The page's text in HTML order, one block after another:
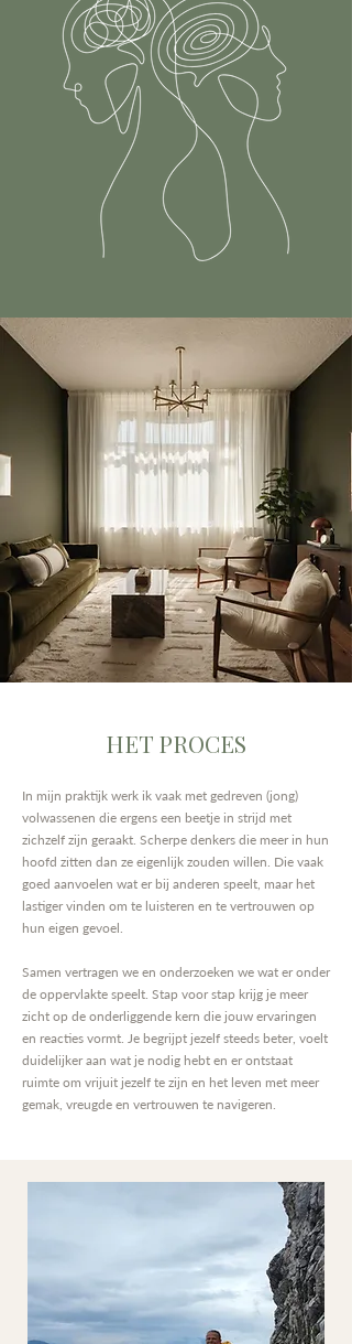
HET PROCES
In mijn praktijk werk ik vaak met gedreven (jong)
volwassenen die ergens een beetje in strijd met
zichzelf zijn geraakt. Scherpe denkers die meer in hun
hoofd zitten dan ze eigenlijk zouden willen. Die vaak
goed aanvoelen wat er bij anderen speelt, maar het
lastiger vinden om te luisteren en te vertrouwen op
hun eigen gevoel.
Samen vertragen we en onderzoeken we wat er onder
de oppervlakte speelt. Stap voor stap krijg je meer
zicht op de onderliggende kern die jouw ervaringen
en reacties vormt. Je begrijpt jezelf steeds beter, voelt
duidelijker aan wat je nodig hebt en er ontstaat
ruimte om vrijuit jezelf te zijn en het leven met meer
gemak, vreugde en vertrouwen te navigeren.